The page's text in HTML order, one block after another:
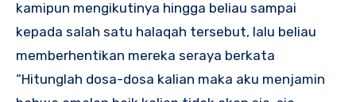
kamipun mengikutinya hingga beliau sampai
kepada salah satu halaqah tersebut, lalu beliau
memberhentikan mereka seraya berkata
“Hitunglah dosa-dosa kalian maka aku menjamin